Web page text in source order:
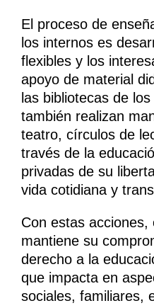
El proceso de
los internos es
flexibles y los
apoyo de material
las bibliotecas de
también realizan
teatro, círculos de
través de la
privadas de su
vida cotidiana y
Con estas
mantiene su
derecho a la
que impacta en
sociales, familiares,